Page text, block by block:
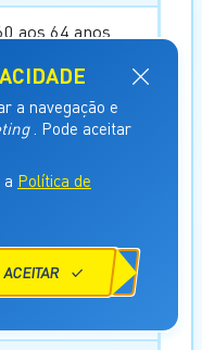
aos 64 anos
aos 69 anos